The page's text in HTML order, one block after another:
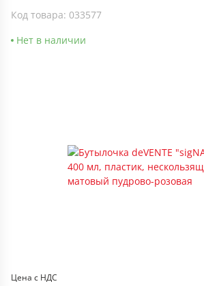
Код товара: 033577
Нет в наличии
Цена с НДС